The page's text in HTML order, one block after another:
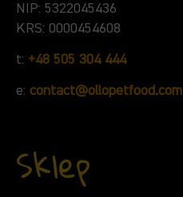
NIP: 5322045436
KRS: 0000454608
t: +48 505 304 444
e: contact@ollopetfood.com
Sklep